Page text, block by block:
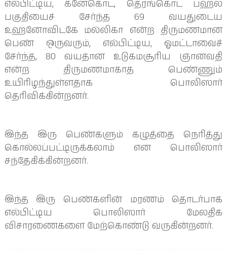
எல்பிட்டிய, கனேகொட, தெரங்கொட பஹல
பகுதியைச் சேர்ந்த 69 வயதுடைய
உஹனோவிடகே மல்லிகா என்ற திருமணமான
பெண் ஒருவரும், எல்பிட்டிய, ஓமட்டாவைச்
சேர்ந்த, 80 வயதான உடுகமசூரிய ஞானவதி
என்ற திருமணமாகாத பெண்ணும்
உயிரிழந்துள்ளதாக பொலிஸார்
தெரிவிக்கின்றனர்.
இந்த இரு பெண்களும் கழுத்தை நெரித்து
கொல்லப்பட்டிருக்கலாம் என பொலிஸார்
சந்தேகிக்கின்றனர்.
இந்த இரு பெண்களின் மரணம் தொடர்பாக
எல்பிட்டிய பொலிஸார் மேலதிக
விசாரணைகளை மேற்கொண்டு வருகின்றனர்.